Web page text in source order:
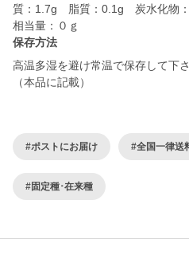
質：1.7g 脂質：0.1g 炭水化物
保存方法
高温多湿を避け常温で保存して下
（本品に記載）
#ポストにお届け #全国一律送
#固定種･在来種